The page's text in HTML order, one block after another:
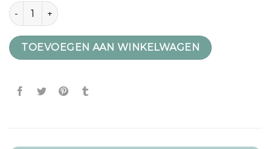
wit sjaaltje aantal
TOEVOEGEN AAN WINKELWAGEN